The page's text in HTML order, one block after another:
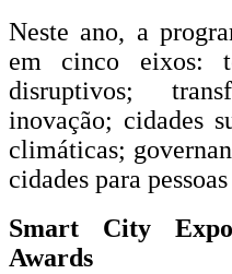
Neste ano, a
em cinco eixos:
disruptivos;
inovação; cidades
climáticas;
cidades para
Smart City
Awards